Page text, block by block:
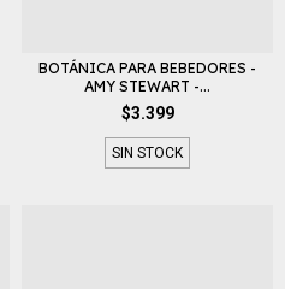
BOTÁNICA PARA BEBEDORES -
AMY STEWART -...
$3.399
SIN STOCK